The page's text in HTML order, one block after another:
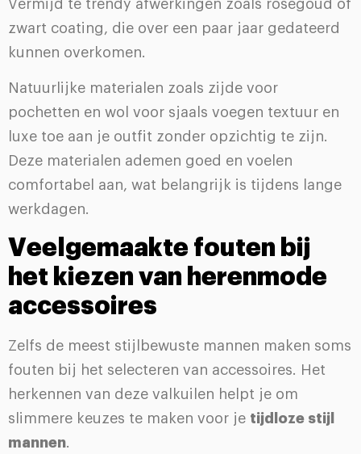
Vermijd te trendy afwerkingen zoals roségoud of
zwart coating, die over een paar jaar gedateerd
kunnen overkomen.
Natuurlijke materialen zoals zijde voor
pochetten en wol voor sjaals voegen textuur en
luxe toe aan je outfit zonder opzichtig te zijn.
Deze materialen ademen goed en voelen
comfortabel aan, wat belangrijk is tijdens lange
werkdagen.
Veelgemaakte fouten bij
het kiezen van herenmode
accessoires
Zelfs de meest stijlbewuste mannen maken soms
fouten bij het selecteren van accessoires. Het
herkennen van deze valkuilen helpt je om
slimmere keuzes te maken voor je tijdloze stijl
mannen